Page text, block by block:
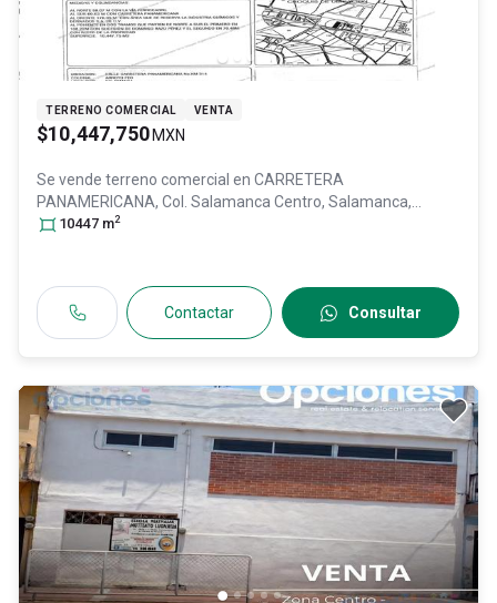
TERRENO COMERCIAL VENTA
$10,447,750 MXN
Se vende terreno comercial en CARRETERA
PANAMERICANA, Col. Salamanca Centro, Salamanca,
Guanajuato, México
10447 m2
Contactar Consultar